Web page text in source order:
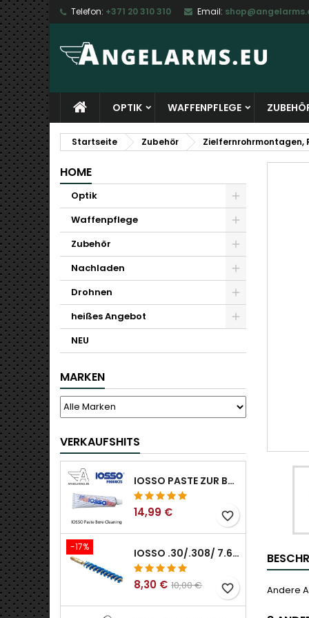
Telefon: +371 20 310 310 Email:
OPTIK WAFFENPFLEGE
Startseite Zubehör Zielfernrohrmontagen,
HOME
Optik
Waffenpflege
Zubehör
Nachladen
Drohnen
heißes Angebot
NEU
MARKEN
VERKAUFSHITS
IOSSO PASTE ZUR BOHRUNGSREINIGUNG
14,99 € favorite_border
-17% IOSSO .30/.308/ 7.62MM ELIMINATOR BLUE NYFLEX GUN BOR REINIGUNGSBÜRSTEN .30/.308/ 7.62MM
8,30 € 10,00 € favorite_border Andere